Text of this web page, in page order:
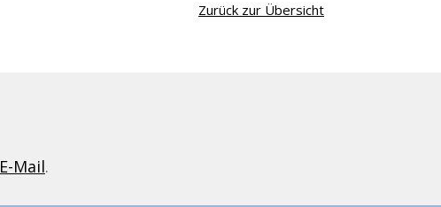
Zurück zur Übersicht
E-Mail.